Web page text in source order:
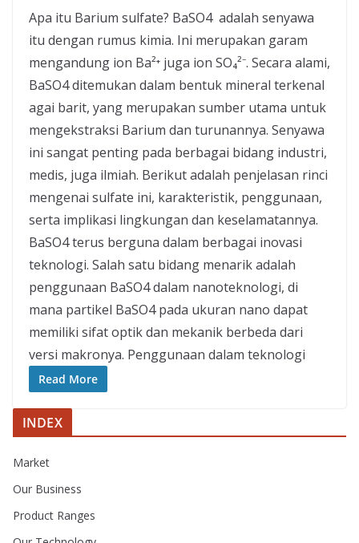
Apa itu Barium sulfate? BaSO4 adalah senyawa
itu dengan rumus kimia. Ini merupakan garam
mengandung ion Ba²⁺ juga ion SO₄²⁻. Secara alami,
BaSO4 ditemukan dalam bentuk mineral terkenal
agai barit, yang merupakan sumber utama untuk
mengekstraksi Barium dan turunannya. Senyawa
ini sangat penting pada berbagai bidang industri,
medis, juga ilmiah. Berikut adalah penjelasan rinci
mengenai sulfate ini, karakteristik, penggunaan,
serta implikasi lingkungan dan keselamatannya.
BaSO4 terus berguna dalam berbagai inovasi
teknologi. Salah satu bidang menarik adalah
penggunaan BaSO4 dalam nanoteknologi, di
mana partikel BaSO4 pada ukuran nano dapat
memiliki sifat optik dan mekanik berbeda dari
versi makronya. Penggunaan dalam teknologi
Read More
INDEX
Market
Our Business
Product Ranges